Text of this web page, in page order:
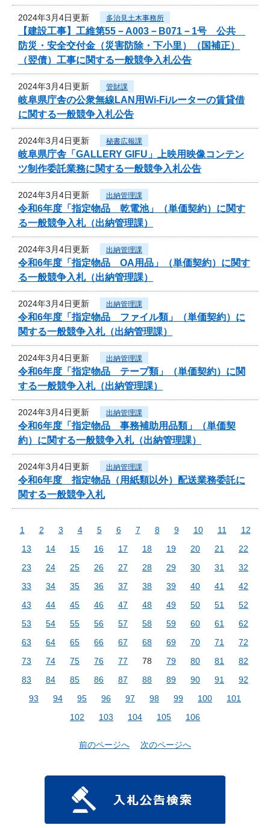
2024年3月4日更新 多治見土木事務所
【建設工事】工維第55－A003－B071－1号 公共
防災・安全交付金（災害防除・下小里）（国補正）
（翌債）工事に関する一般競争入札公告
2024年3月4日更新 管財課
岐阜県庁舎の公衆無線LAN用Wi-Fiルーターの賃貸借
に関する一般競争入札公告
2024年3月4日更新 秘書広報課
岐阜県庁舎「GALLERY GIFU」上映用映像コンテン
ツ制作委託業務に関する一般競争入札公告
2024年3月4日更新 出納管理課
令和6年度「指定物品 乾電池」（単価契約）に関す
る一般競争入札（出納管理課）
2024年3月4日更新 出納管理課
令和6年度「指定物品 OA用品」（単価契約）に関す
る一般競争入札（出納管理課）
2024年3月4日更新 出納管理課
令和6年度「指定物品 ファイル類」（単価契約）に
関する一般競争入札（出納管理課）
2024年3月4日更新 出納管理課
令和6年度「指定物品 テープ類」（単価契約）に関
する一般競争入札（出納管理課）
2024年3月4日更新 出納管理課
令和6年度「指定物品 事務補助用品類」（単価契
約）に関する一般競争入札（出納管理課）
2024年3月4日更新 出納管理課
令和6年度 指定物品（用紙類以外）配送業務委託に
関する一般競争入札
1 2 3 4 5 6 7 8 9 10 11
12
13
14 15 16 17 18 19 20 21
22
23
24 25 26 27 28 29 30 31
32
33
34 35 36 37 38 39 40 41
42
43
44 45 46 47 48 49 50 51
52
53
54 55 56 57 58 59 60 61
62
63
64 65 66 67 68 69 70 71
72
73
74 75 76 77 78 79 80 81
82
83
84 85 86 87 88 89 90 91
92
93
94 95 96 97 98 99 100
101
102
103 104 105 106
前のページへ 次のページへ